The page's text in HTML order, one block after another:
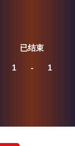
1 - 1
已结束